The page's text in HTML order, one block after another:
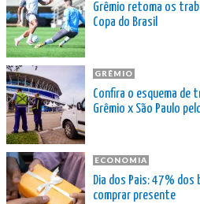
Grêmio retoma os
Copa do Brasil
GRÊMIO
Confira o esquema
Grêmio x São Paulo
ECONOMIA
Dia dos Pais: 47%
comprar presente